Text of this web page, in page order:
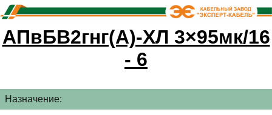
АПвБВ2гнг(А)-ХЛ 3×95мк/16
- 6
Назначение: